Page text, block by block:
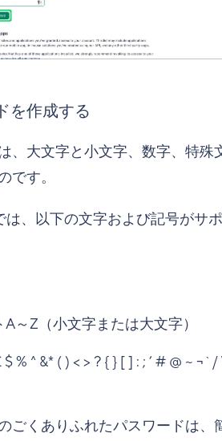
を作成する
、大文字と小文字、数字、特殊
です。
、以下の文字および記号がサ
～Z（小文字または大文字）
% ^ &* ( ) < > ? { } [ ] : ; ’ # @ ~ ¬ ` /
ごくありふれたパスワードは、